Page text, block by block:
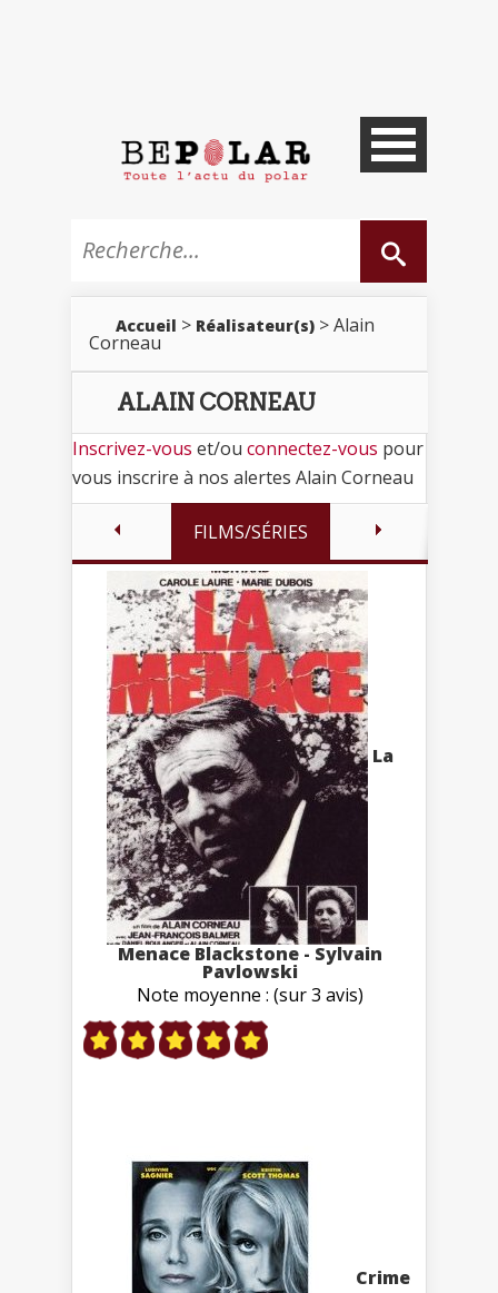
Accueil > Réalisateur(s) > Alain
Corneau
ALAIN CORNEAU
Inscrivez-vous et/ou connectez-vous pour
vous inscrire à nos alertes Alain Corneau
FILMS/SÉRIES
La
Menace Blackstone - Sylvain
Pavlowski
Note moyenne : (sur 3 avis)
Crime